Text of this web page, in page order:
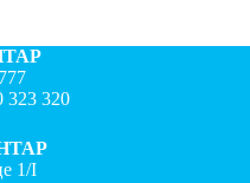
323 320
1/I